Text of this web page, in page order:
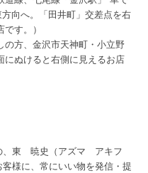
向へ。「田井町」交差点を右
す。）
の方、金沢市天神町・小立野
にぬけると右側に見えるお店
、東 暁史（アズマ アキフ
様に、常にいい物を発信・提